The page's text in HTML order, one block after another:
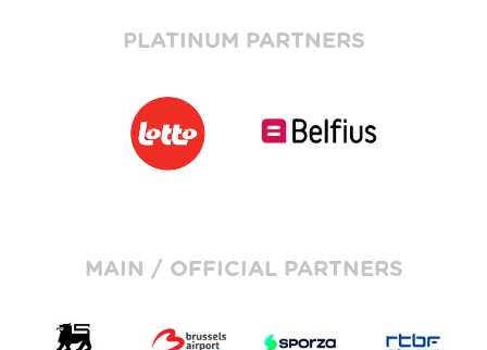
PLATINUM PARTNERS
MAIN / OFFICIAL PARTNERS